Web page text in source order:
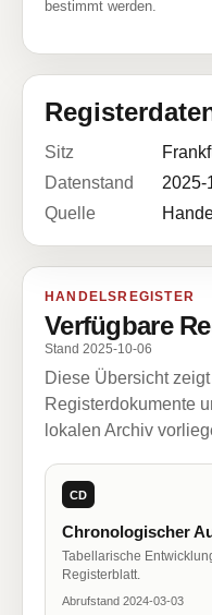
bestimmt werden.
Sitz
Datenstand
2025-
Quelle
HANDELSREGISTER
Verfügbare
Stand 2025-10-06
Diese Übersicht
Registerdokumente
lokalen Archiv
CD
Chronologischer
Tabellarische
Registerblatt.
Abrufstand 2024-03-03